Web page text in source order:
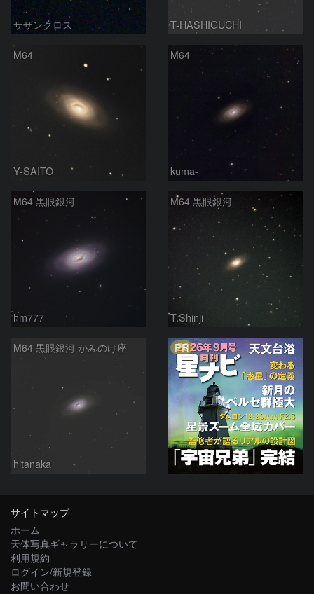
サザンクロス T-HASHIGUCHI
M64
Y-SAITO
M64
kuma-
M64 黒眼銀河
hm777
M64 黒眼銀河
T.Shinji
M64 黒眼銀河 かみのけ座
hltanaka
PR
サイトマップ
ホーム
天体写真ギャラリーについて
利用規約
ログイン/新規登録
お問い合わせ